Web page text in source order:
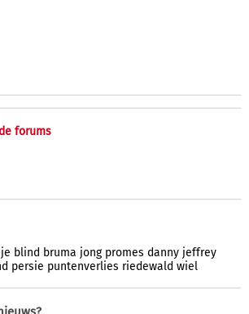
forums
blind bruma jong promes danny jeffrey
persie puntenverlies riedewald wiel